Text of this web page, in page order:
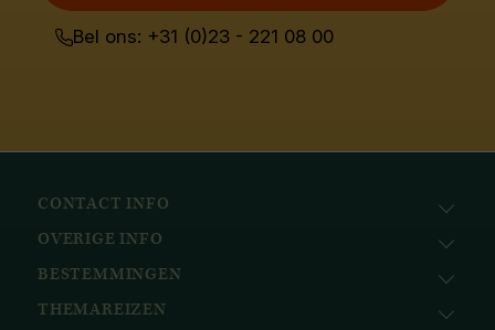
Bel ons: +31 (0)23 - 221 08 00
CONTACT INFO
Avila Reizen
Nieuwe Gracht 78
+31 (0) 23 221 0800
OVERIGE INFO
KvK: 51111616
BTW nr.: NL823096415B01
BESTEMMINGEN
Afrika
THEMAREIZEN